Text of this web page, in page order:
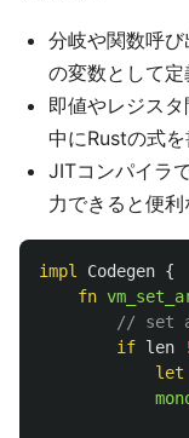
分岐や関数呼
の変数として定
即値やレジス
中にRustの式を
JITコンパイラ
力できると便利
impl Codegen {
fn
// set
if len
let